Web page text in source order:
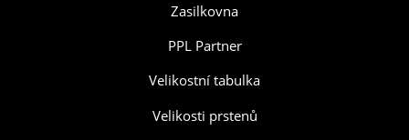
Zasilkovna
PPL Partner
Velikostní tabulka
Velikosti prstenů